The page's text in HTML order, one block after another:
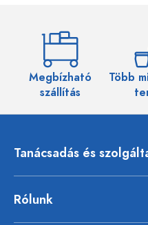
Megbízható
szállítás
Több
Tanácsadás és
Rólunk